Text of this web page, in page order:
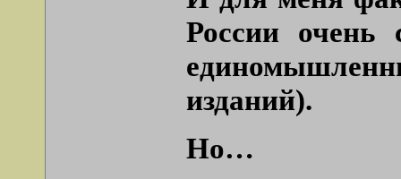
России очень
изданий).
Но…